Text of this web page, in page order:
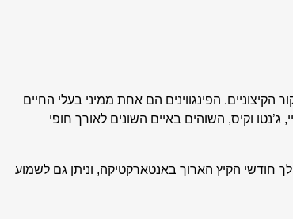
הפינגווינים הם אחת ממיני בעלי החיים
ג’נטו וקיס, השוהים באיים השונים לאורך חופי
חודשי הקיץ הארוך באנטארקטיקה, וניתן גם לשמוע